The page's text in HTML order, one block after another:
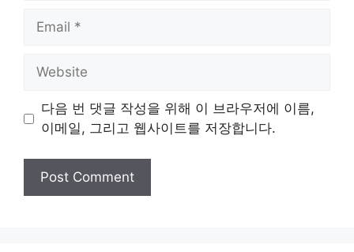
Email
Website
다음 번 댓글 작성을 위해 이 브라우저에 이름,
이메일, 그리고 웹사이트를 저장합니다.